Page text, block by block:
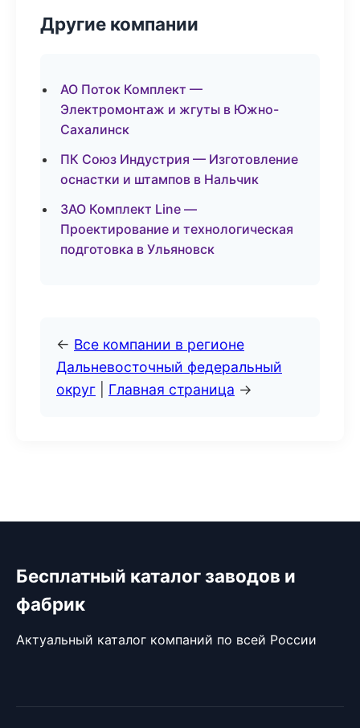
Другие компании
АО Поток Комплект —
Электромонтаж и жгуты в Южно-
Сахалинск
ПК Союз Индустрия — Изготовление
оснастки и штампов в Нальчик
ЗАО Комплект Line —
Проектирование и технологическая
подготовка в Ульяновск
← Все компании в регионе
Дальневосточный федеральный
округ
Главная страница →
Бесплатный каталог заводов и
фабрик
Актуальный каталог компаний по всей России